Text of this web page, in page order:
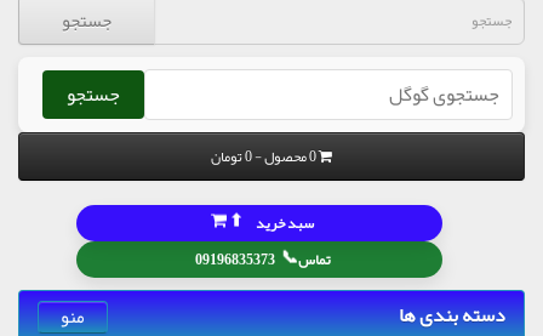
جستجو
جستجو
0 محصول - 0 تومان
تماس📞
09196835373
سبد خرید ⬆
دسته بندی ها منو